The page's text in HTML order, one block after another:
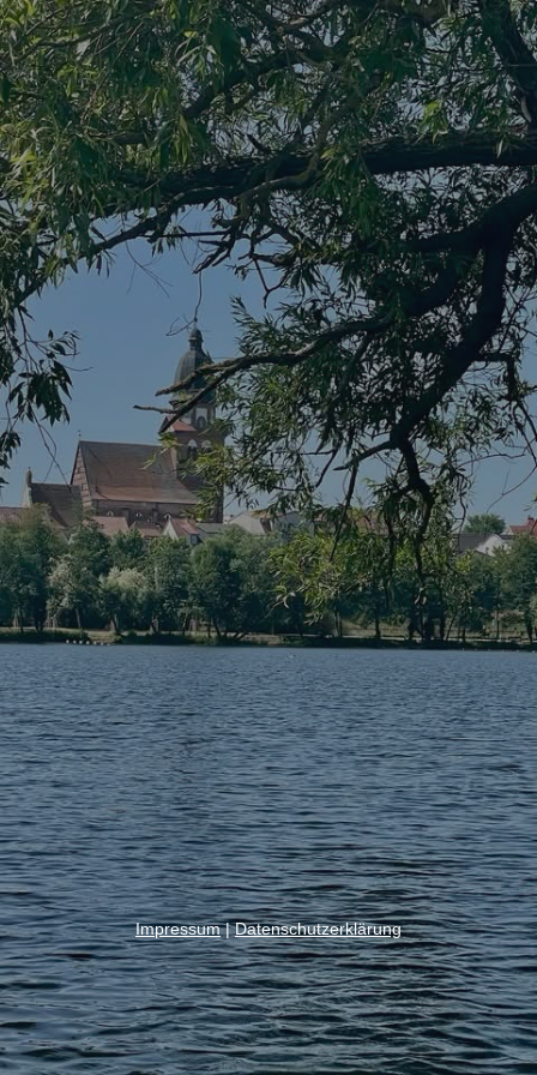
Impressum|Datenschutzerklärung